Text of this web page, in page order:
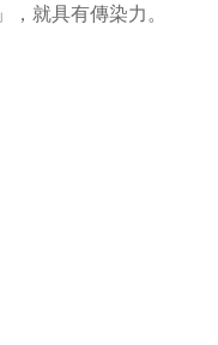
」，就具有傳染力。